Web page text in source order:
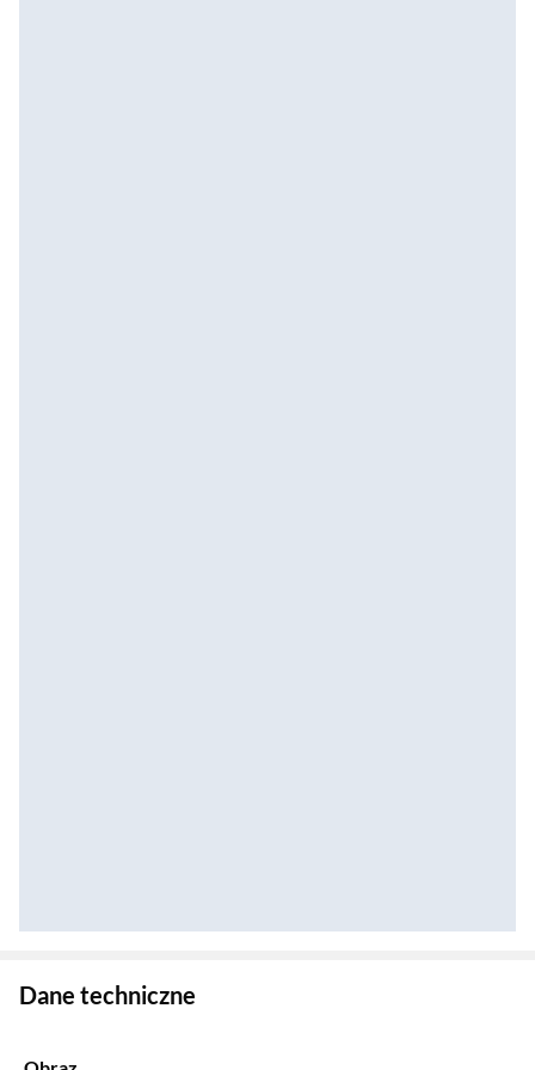
Dane techniczne